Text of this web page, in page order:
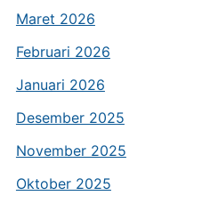
Maret 2026
Februari 2026
Januari 2026
Desember 2025
November 2025
Oktober 2025